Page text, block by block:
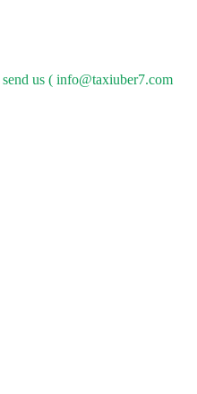
send us ( info@taxiuber7.com